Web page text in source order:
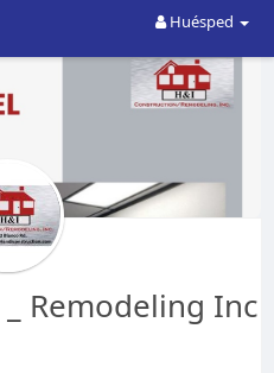
Huésped
Remodeling Inc